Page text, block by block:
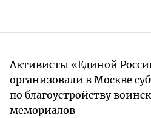
Активисты «Единой
организовали в Москве
по благоустройству
мемориалов